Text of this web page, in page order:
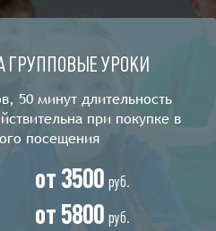
ГРУППОВЫЕ УРОКИ
50 минут длительность
при покупке в
посещения
от 3500 руб.
от 5800 руб.